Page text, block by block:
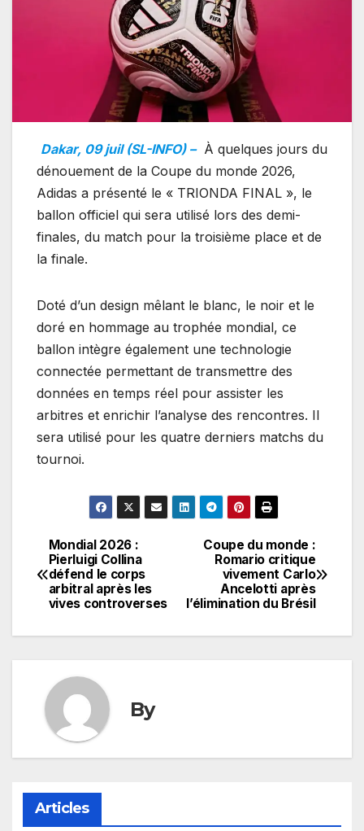
Dakar, 09 juil (SL-INFO) – À quelques jours du
dénouement de la Coupe du monde 2026,
Adidas a présenté le « TRIONDA FINAL », le
ballon officiel qui sera utilisé lors des demi-
finales, du match pour la troisième place et de
la finale.
Doté d’un design mêlant le blanc, le noir et le
doré en hommage au trophée mondial, ce
ballon intègre également une technologie
connectée permettant de transmettre des
données en temps réel pour assister les
arbitres et enrichir l’analyse des rencontres. Il
sera utilisé pour les quatre derniers matchs du
tournoi.
Navigation
de
Coupe du monde :
Romario critique
vivement Carlo
Ancelotti après
l’élimination du Brésil
Mondial 2026 :
Pierluigi Collina
défend le corps
arbitral après les
vives controverses
By
Articles